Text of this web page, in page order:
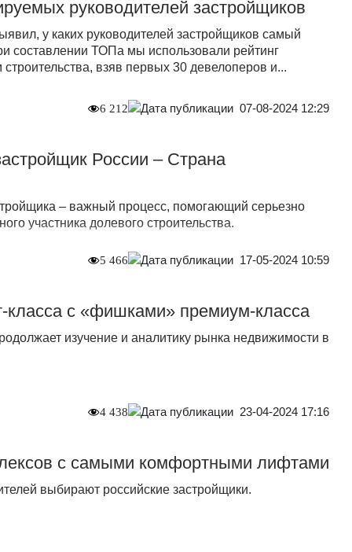
руководителей застройщиков
у каких руководителей застройщиков самый
составлении ТОПа мы использовали рейтинг
взяв первых 30 девелоперов и...
6 212 07-08-2024 12:29
России – Страна
– важный процесс, помогающий серьезно
участника долевого строительства.
5 466 17-05-2024 10:59
с «фишками» премиум-класса
изучение и аналитику рынка недвижимости в
4 438 23-04-2024 17:16
с самыми комфортными лифтами
выбирают российские застройщики.